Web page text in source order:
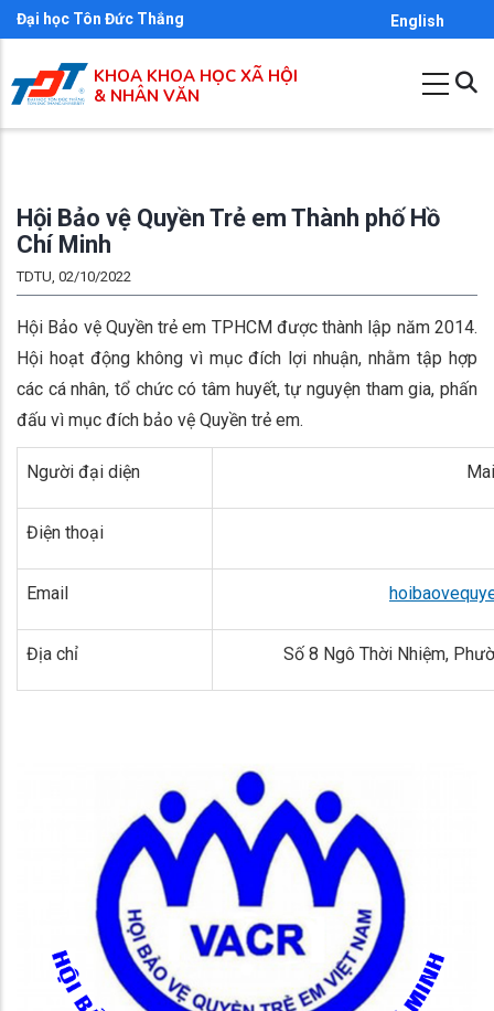
Nhảy
đến
nội
dung
Đại học Tôn Đức Thắng English
KHOA KHOA HỌC XÃ HỘI
& NHÂN VĂN
Hội Bảo vệ Quyền Trẻ em Thành phố Hồ
Chí Minh
TDTU, 02/10/2022
Hội Bảo vệ Quyền trẻ em TPHCM được thành lập năm 2014.
Hội hoạt động không vì mục đích lợi nhuận, nhằm tập hợp
các cá nhân, tổ chức có tâm huyết, tự nguyện tham gia, phấn
đấu vì mục đích bảo vệ Quyền trẻ em.
Người đại diện
Điện thoại
Email
Địa chỉ Số 8 Ngô Thời Nhiệm,